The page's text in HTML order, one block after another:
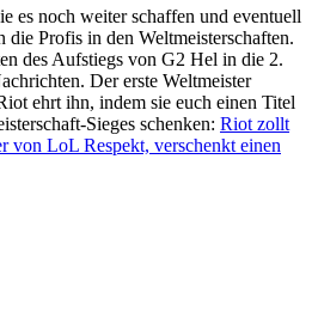
es noch weiter schaffen und eventuell
die Profis in den Weltmeisterschaften.
des Aufstiegs von G2 Hel in die 2.
Der erste Weltmeister
ehrt ihn, indem sie euch einen Titel
Sieges schenken: Riot zollt
von LoL Respekt, verschenkt einen